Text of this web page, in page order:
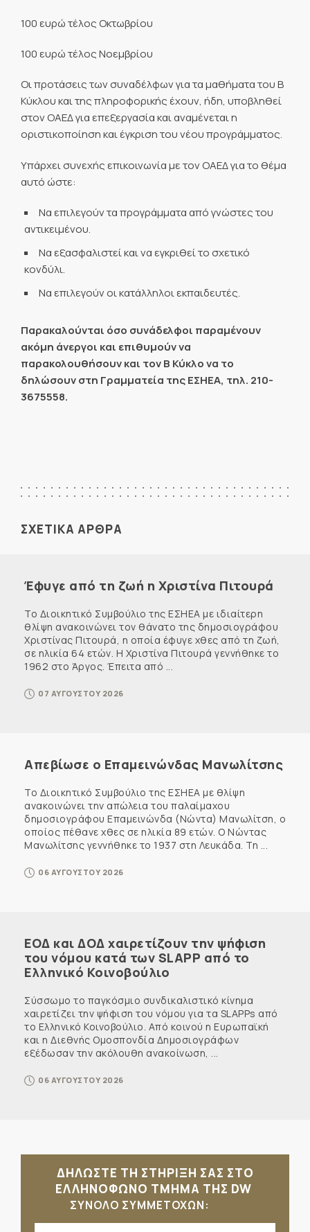
100 ευρώ τέλος Οκτωβρίου
100 ευρώ τέλος Νοεμβρίου
Οι προτάσεις των συναδέλφων για τα μαθήματα του Β
Κύκλου και της πληροφορικής έχουν, ήδη, υποβληθεί
στον ΟΑΕΔ για επεξεργασία και αναμένεται η
οριστικοποίηση και έγκριση του νέου προγράμματος.
Υπάρχει συνεχής επικοινωνία με τον ΟΑΕΔ για το θέμα
αυτό ώστε:
Να επιλεγούν τα προγράμματα από γνώστες του
αντικειμένου.
Να εξασφαλιστεί και να εγκριθεί το σχετικό
κονδύλι.
Να επιλεγούν οι κατάλληλοι εκπαιδευτές.
Παρακαλούνται όσο συνάδελφοι παραμένουν
ακόμη άνεργοι και επιθυμούν να
παρακολουθήσουν και τον Β Κύκλο να το
δηλώσουν στη Γραμματεία της ΕΣΗΕΑ, τηλ. 210-
3675558.
ΣΧΕΤΙΚΑ ΑΡΘΡΑ
Έφυγε από τη ζωή η Χριστίνα Πιτουρά
Το Διοικητικό Συμβούλιο της ΕΣΗΕΑ με ιδιαίτερη
θλίψη ανακοινώνει τον θάνατο της δημοσιογράφου
Χριστίνας Πιτουρά, η οποία έφυγε χθες από τη ζωή,
σε ηλικία 64 ετών. Η Χριστίνα Πιτουρά γεννήθηκε το
1962 στο Άργος. Έπειτα από ...
07 ΑΥΓΟΥΣΤΟΥ 2026
Απεβίωσε ο Επαμεινώνδας Μανωλίτσης
Το Διοικητικό Συμβούλιο της ΕΣΗΕΑ με θλίψη
ανακοινώνει την απώλεια του παλαίμαχου
δημοσιογράφου Επαμεινώνδα (Νώντα) Μανωλίτση, ο
οποίος πέθανε χθες σε ηλικία 89 ετών. Ο Νώντας
Μανωλίτσης γεννήθηκε το 1937 στη Λευκάδα. Τη ...
06 ΑΥΓΟΥΣΤΟΥ 2026
ΕΟΔ και ΔΟΔ χαιρετίζουν την ψήφιση
του νόμου κατά των SLAPP από το
Ελληνικό Κοινοβούλιο
Σύσσωμο το παγκόσμιο συνδικαλιστικό κίνημα
χαιρετίζει την ψήφιση του νόμου για τα SLAPPs από
το Ελληνικό Κοινοβούλιο. Από κοινού η Ευρωπαϊκή
και η Διεθνής Ομοσπονδία Δημοσιογράφων
εξέδωσαν την ακόλουθη ανακοίνωση, ...
06 ΑΥΓΟΥΣΤΟΥ 2026
ΔΗΛΩΣΤΕ ΤΗ ΣΤΗΡΙΞΗ ΣΑΣ ΣΤΟ
ΕΛΛΗΝΟΦΩΝΟ ΤΜΗΜΑ ΤΗΣ DW
ΣΥΝΟΛΟ ΣΥΜΜΕΤΟΧΩΝ: